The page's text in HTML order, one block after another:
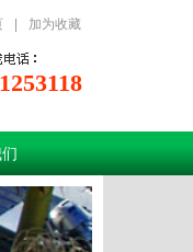
加为收藏